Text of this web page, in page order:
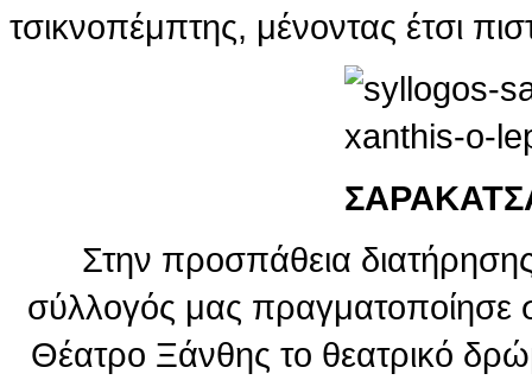
τσικνοπέμπτης, μένοντας έτσι
Στην προσπάθεια
σύλλογός μας πραγματοποίησε
Θέατρο Ξάνθης το θεατρικό